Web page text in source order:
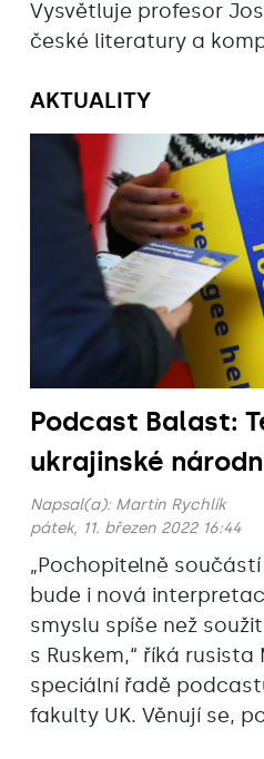
Vysvětluje profesor
české literatury a
AKTUALITY
Podcast Balast:
ukrajinské
Napsal(a): Martin Rychlík
pátek, 11. březen 2022 16:44
„Pochopitelně
bude i nová
smyslu spíše než
s Ruskem,“ říká
speciální řadě
fakulty UK. Věnují se,